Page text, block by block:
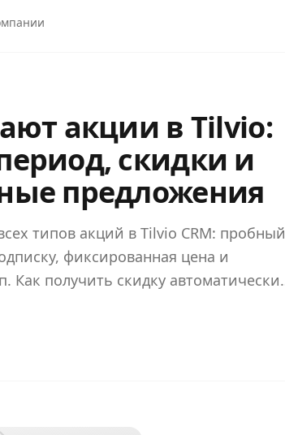
акции в Tilvio:
скидки и
предложения
типов акций в Tilvio CRM: пробный
фиксированная цена и
Как получить скидку автоматически